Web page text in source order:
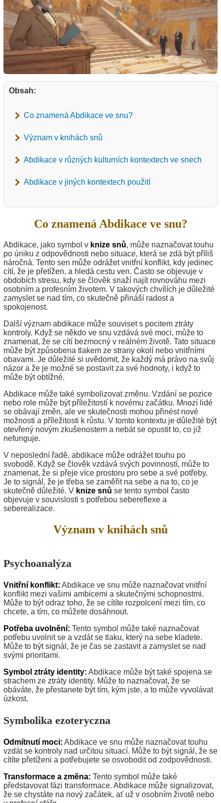
Obsah:
Co znamená Abdikace ve snu?
Význam v knihách snů
Abdikace v různých kulturních kontextech ve snech
Abdikace v jiných kontextech použití
Co znamená Abdikace ve snu?
Abdikace, jako symbol v knize snů, může naznačovat touhu
po úniku z odpovědnosti nebo situace, která se zdá být příliš
náročná. Tento sen může odrážet vnitřní konflikt, kdy jedinec
cítí, že je přetížen, a hledá cestu ven. Často se objevuje v
obdobích stresu, kdy se člověk snaží najít rovnováhu mezi
osobním a profesním životem. V takových chvílích je důležité
zamyslet se nad tím, co skutečně přináší radost a
spokojenost.
Další význam abdikace může souviset s pocitem ztráty
kontroly. Když se někdo ve snu vzdává své moci, může to
znamenat, že se cítí bezmocný v reálném životě. Tato situace
může být způsobena tlakem ze strany okolí nebo vnitřními
obavami. Je důležité si uvědomit, že každý má právo na svůj
názor a že je možné se postavit za své hodnoty, i když to
může být obtížné.
Abdikace může také symbolizovat změnu. Vzdání se pozice
nebo role může být příležitostí k novému začátku. Mnozí lidé
se obávají změn, ale ve skutečnosti mohou přinést nové
možnosti a příležitosti k růstu. V tomto kontextu je důležité být
otevřený novým zkušenostem a nebát se opustit to, co již
nefunguje.
V neposlední řadě, abdikace může odrážet touhu po
svobodě. Když se člověk vzdává svých povinností, může to
znamenat, že si přeje více prostoru pro sebe a své potřeby.
Je to signál, že je třeba se zaměřit na sebe a na to, co je
skutečně důležité. V knize snů se tento symbol často
objevuje v souvislosti s potřebou sebereflexe a
seberealizace.
Význam v knihách snů
Psychoanalýza
Vnitřní konflikt: Abdikace ve snu může naznačovat vnitřní
konflikt mezi vašimi ambicemi a skutečnými schopnostmi.
Může to být odraz toho, že se cítíte rozpolcení mezi tím, co
chcete, a tím, co můžete dosáhnout.
Potřeba uvolnění: Tento symbol může také naznačovat
potřebu uvolnit se a vzdát se tlaku, který na sebe kladete.
Může to být signál, že je čas se zastavit a zamyslet se nad
svými prioritami.
Symbol ztráty identity: Abdikace může být také spojena se
strachem ze ztráty identity. Může to naznačovat, že se
obáváte, že přestanete být tím, kým jste, a to může vyvolávat
úzkost.
Symbolika ezoteryczna
Odmítnutí moci: Abdikace ve snu může naznačovat touhu
vzdát se kontroly nad určitou situací. Může to být signál, že se
cítíte přetíženi a potřebujete se osvobodit od zodpovědnosti.
Transformace a změna: Tento symbol může také
představovat fázi transformace. Abdikace může signalizovat,
že se chystáte na nový začátek, ať už v osobním životě nebo